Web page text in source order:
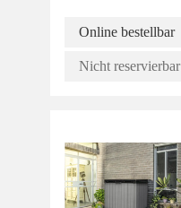
Online bestellbar
Nicht reservierbar